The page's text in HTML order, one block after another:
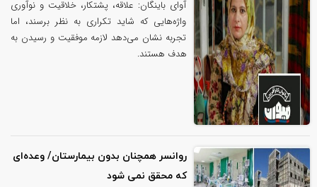
آوای باینگان: علاقه، پشتکار، خلاقیت و نوآوری
واژه‌هایی که شاید تکراری به نظر برسند، اما
تجربه نشان می‌دهد لازمه موفقیت و رسیدن به
هدف هستند.
روانسر همچنان بدون بیمارستان/ وعده‌ای
که محقق نمی شود